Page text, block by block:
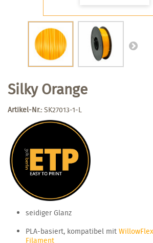
Silky Orange
Artikel-Nr.: SK27013-1-L
seidiger Glanz
PLA-basiert, kompatibel mit WillowFlex
Filament